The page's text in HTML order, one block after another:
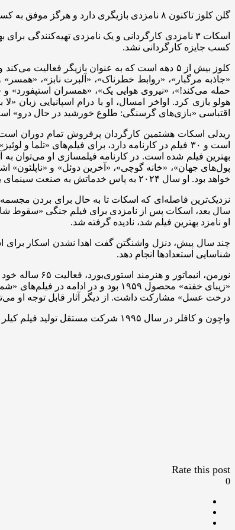
گلن کلوز تاکنون ۸ نامزدی بازیگری دارد و هرگز موفق به کسب این جایزه نشده است و از این نظر با پیتر اوتول بازیگر فقید که بیشترین نامزدی بازیگری بدون برد در تاریخ اسکار را دارد، مشترک است.
کسب جایزه کارگردانی نشد.
حمله می‌کند!»، «نیروی هوایی یک»، «همسران
هولو بازی کرد. اواخر امسال، او با درام اسپانیایی زبان
اقتباسی «بازی‌های گرسنگی: طلوع خورشید در حال درو»
است و ۳۰ فیلم در کارنامه دارد، برای فیلم‌های
بهترین فیلم شده است. در کارنامه فیلمسازی او می‌توان به
پول‌های جهان»، «خانه گوچی»، «آخرین دوئل» و «ناپلئون»
خواهد بود. او سال ۲۰۲۴ به پاس خدماتش به صنعت سینمای بریتانیا، نشان صلیب بزرگ شوالیه امپراتوری بریتانیا را دریافت کرد.
او نامزد بهترین فیلم شد، نادیده گرفته شد.
چند سال پیش، دنزل واشنگتن گفت اهدا نشدن اسکار برای
شناسایی استعدادها انجام دهد.
درخت عسل» مشارکت داشت. از دیگر آثار قابل توجه او می‌توان به «گوژپشت
واچون و کافلر در سال ۱۹۹۵ شرکت مستقل تولید فیلم کیلر فیلمز مستقر در نیویورک را تأسیس کردند. از جمله آثار مشترک آنها می‌توان به موزیکال «هدویگ و اینچ خشمگین»، «یک هو» اشاره کرد.
Rate this post
0